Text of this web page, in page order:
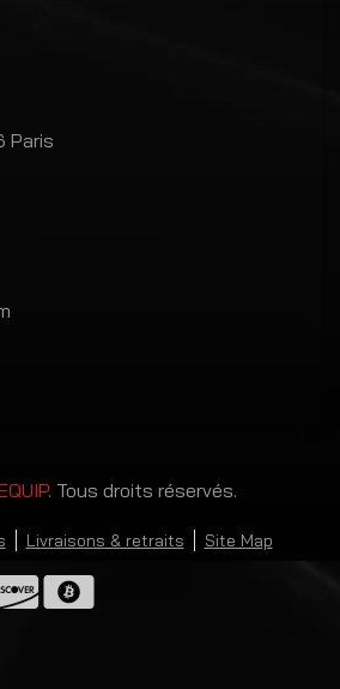
Paris
. Tous droits réservés.
Livraisons & retraits Site Map